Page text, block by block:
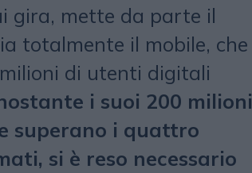
gira, mette da parte il
totalmente il mobile, che
di utenti digitali
i suoi 200 milioni
superano i quattro
si è reso necessario